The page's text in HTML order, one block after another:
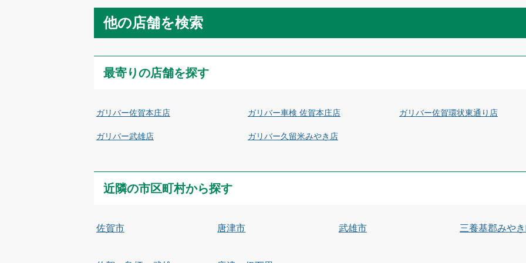
他の店舗を検索
最寄りの店舗を探す
ガリバー佐賀本庄店 ガリバー車検 佐賀本庄店 ガリバー佐賀環状東通り店
ガリバー武雄店 ガリバー久留米みやき店
近隣の市区町村から探す
佐賀市 唐津市 武雄市 三養基郡みや